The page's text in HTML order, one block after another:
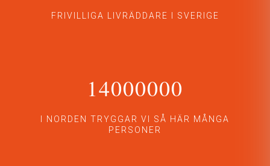
FRIVILLIGA LIVRÄDDARE I SVERIGE
14000000
I NORDEN TRYGGAR VI SÅ HÄR MÅNGA
PERSONER